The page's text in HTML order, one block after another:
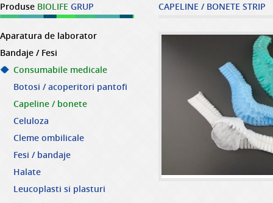
Produse BIOLIFE GRUP
Aparatura de laborator
Bandaje / Fesi
Consumabile medicale
Botosi / acoperitori pantofi
Capeline / bonete
Celuloza
Cleme ombilicale
Fesi / bandaje
Halate
Leucoplasti si plasturi
CAPELINE / BONETE STRIP